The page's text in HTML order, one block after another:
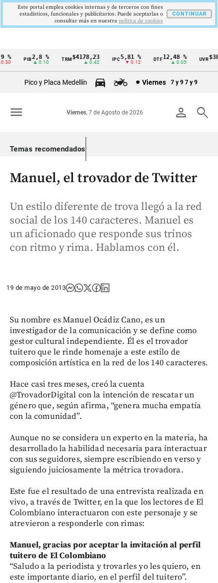
Cintillo
Colombia
PIB2,8 %
▲ 0.10
TRM$4178,23
▲ 0.42
5,81 %
▼ 0.12
DTF12,48 %
▲ 0.05
UVR
Pico y Placa Medellín Viernes 7 y 9 7 y 9
person search
Viernes, 7 de Agosto de 2026
menu
Temas recomendados
Manuel, el trovador de Twitter
Un estilo diferente de trova llegó a la red
social de los 140 caracteres. Manuel es
un aficionado que responde sus trinos
con ritmo y rima. Hablamos con él.
19 de mayo de 2013
Su nombre es Manuel Ocádiz Cano, es un
investigador de la comunicación y se define como
gestor cultural independiente. Él es el trovador
tuitero que le rinde homenaje a este estilo de
composición artística en la red de los 140 caracteres.
Hace casi tres meses, creó la cuenta
@TrovadorDigital con la intención de rescatar un
género que, según afirma, “genera mucha empatía
con la comunidad”.
Aunque no se considera un experto en la materia, ha
desarrollado la habilidad necesaria para interactuar
con sus seguidores, siempre escribiendo en verso y
siguiendo juiciosamente la métrica trovadora.
Este fue el resultado de una entrevista realizada en
vivo, a través de Twitter, en la que los lectores de El
Colombiano interactuaron con este personaje y se
atrevieron a responderle con rimas:
Manuel, gracias por aceptar la invitación al perfil
tuitero de El Colombiano
“Saludo a la periodista y trovarles yo les quiero, en
este importante diario, en el perfil del tuitero”.
Este portal emplea cookies internas y de terceros con fines
estadísticos, funcionales y publicitarios. Puede aceptarlas o
consultar más en nuestra politica de cookies
CONTINUAR